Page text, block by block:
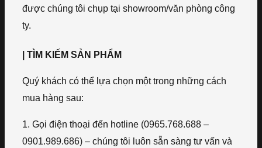
được chúng tôi chụp tại showroom/văn phòng công
ty.
| TÌM KIẾM SẢN PHẨM
Quý khách có thể lựa chọn một trong những cách
mua hàng sau:
1. Gọi điện thoại đến hotline (0965.768.688 –
0901.989.686) – chúng tôi luôn sẵn sàng tư vấn và